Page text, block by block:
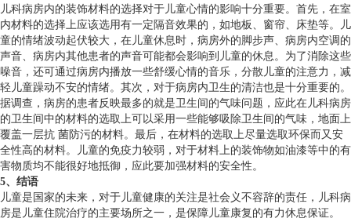
儿科病房内的装饰材料的选择对于儿童心情的影响十分重要。首先，在室
内材料的选择上应该选用有一定隔音效果的，如地板、窗帘、床垫等。儿
童的情绪波动起伏较大，在儿童休息时，病房外的脚步声、病房内空调的
声音、病房内其他患者的声音可能都会影响到儿童的休息。为了消除这些
噪音，还可通过病房内播放一些舒缓心情的音乐，分散儿童的注意力，减
轻儿童躁动不安的情绪。其次，对于病房内卫生的清洁也是十分重要的。
据调查，病房的患者反映最多的就是卫生间的气味问题，应此在儿科病房
的卫生间中的材料的选取上可以采用一些能够吸除卫生间的气味，地面上
覆盖一层抗 菌防污的材料。最后，在材料的选取上尽量选取环保而又安
全性高的材料。儿童的免疫力较弱，对于材料上的装饰物如油漆等中的有
害物质均不能很好地抵御，应此要加强材料的安全性。
5、结语
儿童是国家的未来，对于儿童健康的关注是社会义不容辞的责任，儿科病
房是儿童住院治疗的主要场所之一，是保障儿童康复的有力休息保证。